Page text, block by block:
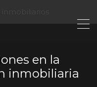
en la
inmobiliaria